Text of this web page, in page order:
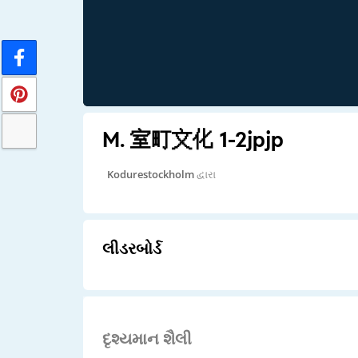
M. 室町文化 1-2jpjp
Kodurestockholmદ્વારા
લીડરબોર્ડ
દૃશ્યમાન શૈલી